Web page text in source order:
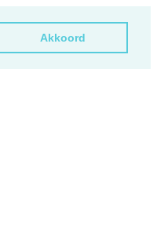
Akkoord